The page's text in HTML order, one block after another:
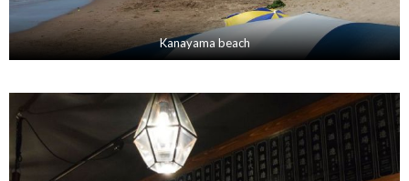
Kanayama beach